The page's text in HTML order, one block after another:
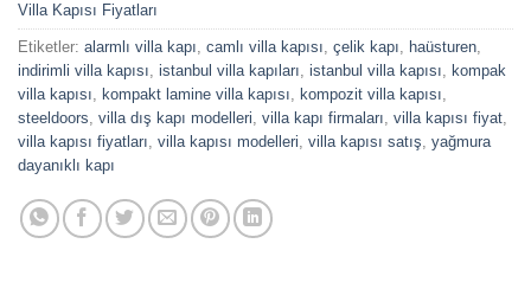
Villa Kapısı Fiyatları
Etiketler: alarmlı villa kapı, camlı villa kapısı, çelik kapı, haüsturen,
indirimli villa kapısı, istanbul villa kapıları, istanbul villa kapısı, kompak
villa kapısı, kompakt lamine villa kapısı, kompozit villa kapısı,
steeldoors, villa dış kapı modelleri, villa kapı firmaları, villa kapısı fiyat,
villa kapısı fiyatları, villa kapısı modelleri, villa kapısı satış, yağmura
dayanıklı kapı